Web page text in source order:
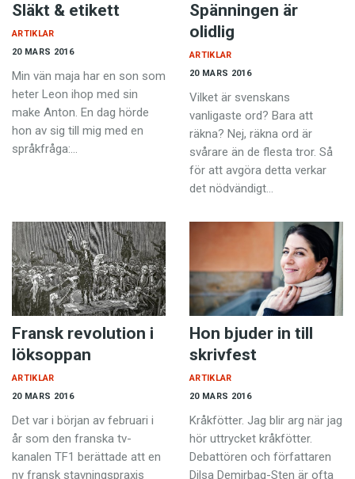
Släkt & etikett
20 MARS 2016
ARTIKLAR
Min vän maja har en son som
heter Leon ihop med sin
make Anton. En dag hörde
hon av sig till mig med en
språkfråga:…
Spänningen är
olidlig
20 MARS 2016
ARTIKLAR
Vilket är svenskans
vanligaste ord? Bara att
räkna? Nej, räkna ord är
svårare än de flesta tror. Så
för att avgöra detta verkar
det nödvändigt…
Fransk revolution i
löksoppan
20 MARS 2016
ARTIKLAR
Det var i början av februari i
år som den franska tv-
kanalen TF1 berättade att en
ny fransk stavningspraxis
Hon bjuder in till
skrivfest
20 MARS 2016
ARTIKLAR
Kråkfötter. Jag blir arg när jag
hör uttrycket kråkfötter.
Debattören och författaren
Dilsa Demirbag-Sten är ofta